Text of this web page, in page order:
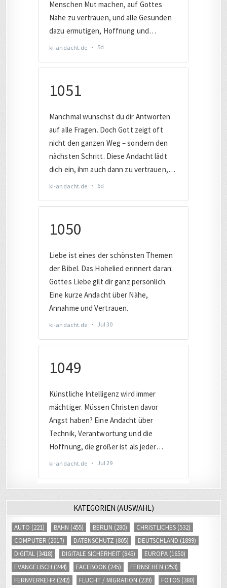
KATEGORIEN (AUSWAHL)
AUTO (221) BAHN (455) BERLIN (280) CHRISTLICHES (532)
COMPUTER (2017) DATENSCHUTZ (805) DEUTSCHLAND (1899)
DIGITAL (3418) DIGITALE SICHERHEIT (845) EUROPA (1650)
EVANGELISCH (244) FACEBOOK (245) FERNSEHEN (253)
FERNVERKEHR (242) FLUCHT / MIGRATION (239) FOTOS (380)